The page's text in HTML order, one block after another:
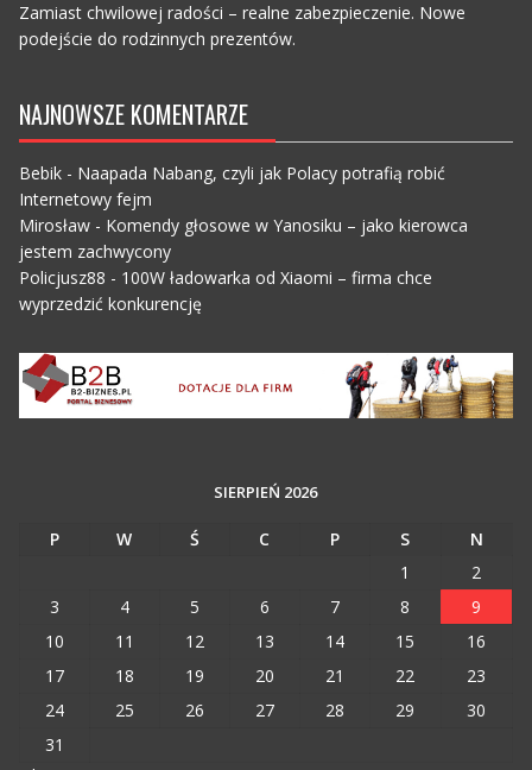
Zamiast chwilowej radości – realne zabezpieczenie. Nowe
podejście do rodzinnych prezentów.
NAJNOWSZE KOMENTARZE
Bebik- Naapada Nabang, czyli jak Polacy potrafią robić
Internetowy fejm
Mirosław- Komendy głosowe w Yanosiku – jako kierowca
jestem zachwycony
Policjusz88 - 100W ładowarka od Xiaomi – firma chce
wyprzedzić konkurencję
SIERPIEŃ 2026
P W Ś C P S
N
1
2
3
4 5 6 7 8
9
10
11 12 13 14 15
16
17
18 19 20 21 22
23
24
25 26 27 28 29
30
31